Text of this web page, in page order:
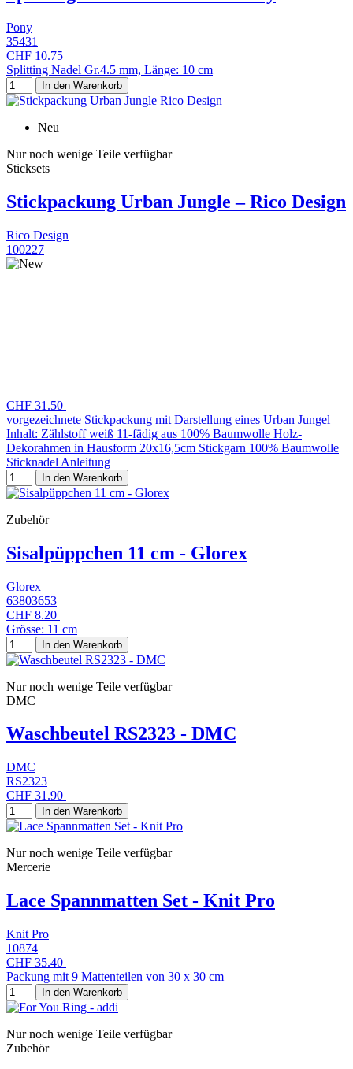
Pony
35431
CHF 10.75
Splitting Nadel Gr.4.5 mm, Länge: 10 cm
In den Warenkorb
Neu
Nur noch wenige Teile verfügbar
Sticksets
Stickpackung Urban Jungle – Rico Design
Rico Design
100227
CHF 31.50
vorgezeichnete Stickpackung mit Darstellung eines Urban Jungel
Inhalt: Zählstoff weiß 11-fädig aus 100% Baumwolle Holz-
Dekorahmen in Hausform 20x16,5cm Stickgarn 100% Baumwolle
Sticknadel Anleitung
In den Warenkorb
Zubehör
Sisalpüppchen 11 cm - Glorex
Glorex
63803653
CHF 8.20
Grösse: 11 cm
In den Warenkorb
Nur noch wenige Teile verfügbar
DMC
Waschbeutel RS2323 - DMC
DMC
RS2323
CHF 31.90
In den Warenkorb
Nur noch wenige Teile verfügbar
Mercerie
Lace Spannmatten Set - Knit Pro
Knit Pro
10874
CHF 35.40
Packung mit 9 Mattenteilen von 30 x 30 cm
In den Warenkorb
Nur noch wenige Teile verfügbar
Zubehör